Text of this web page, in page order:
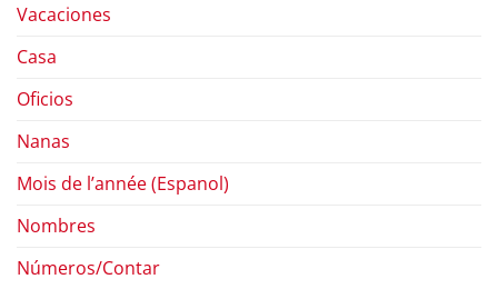
Vacaciones
Casa
Oficios
Nanas
Mois de l’année (Espanol)
Nombres
Números/Contar